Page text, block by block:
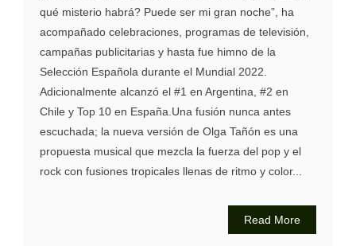
qué misterio habrá? Puede ser mi gran noche”, ha
acompañado celebraciones, programas de televisión,
campañas publicitarias y hasta fue himno de la
Selección Española durante el Mundial 2022.
Adicionalmente alcanzó el #1 en Argentina, #2 en
Chile y Top 10 en España.Una fusión nunca antes
escuchada; la nueva versión de Olga Tañón es una
propuesta musical que mezcla la fuerza del pop y el
rock con fusiones tropicales llenas de ritmo y color...
Read More